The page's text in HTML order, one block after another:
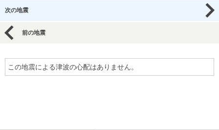
次の地震
前の地震
この地震による津波の心配はありません。